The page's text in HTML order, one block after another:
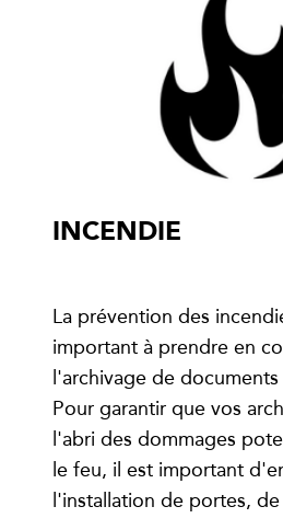
INCENDIE
La prévention des
important à prendre en
l'archivage de
Pour garantir que vos
l'abri des dommages
le feu, il est important
l'installation de portes,